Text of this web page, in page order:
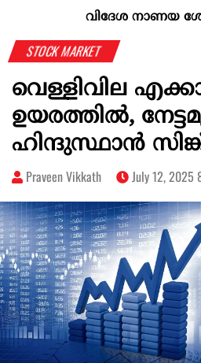
KERALA @70
വിദേശ നാണയ
STOCK MARKET
വെള്ളിവില
ഉയരത്തില്‍,
ഹിന്ദുസ്ഥാന്‍
Praveen Vikkath July 12, 2025